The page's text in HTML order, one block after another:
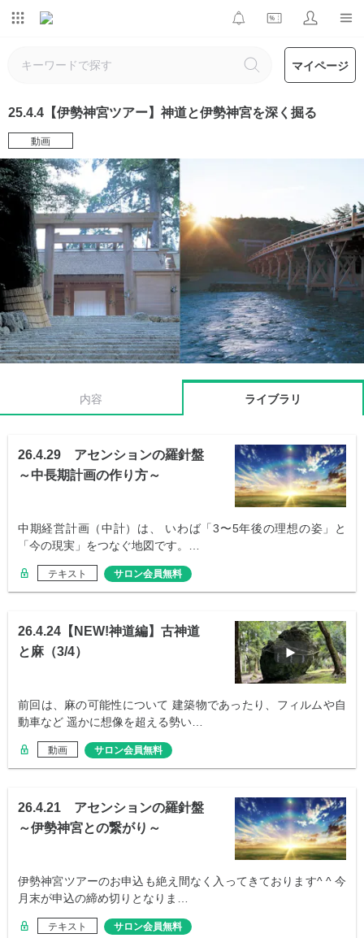
マイページ
25.4.4【伊勢神宮ツアー】神道と伊勢神宮を深く掘る
動画
内容 ライブラリ
26.4.29 アセンションの羅針盤
～中長期計画の作り方～
中期経営計画（中計）は、 いわば「3〜5年後の理想の姿」と
「今の現実」をつなぐ地図です。…
テキスト サロン会員無料
26.4.24【NEW!神道編】古神道
と麻（3/4）
前回は、麻の可能性について 建築物であったり、フィルムや自
動車など 遥かに想像を超える勢い…
動画 サロン会員無料
26.4.21 アセンションの羅針盤
～伊勢神宮との繋がり～
伊勢神宮ツアーのお申込も絶え間なく入ってきております^ ^ 今
月末が申込の締め切りとなりま…
テキスト サロン会員無料